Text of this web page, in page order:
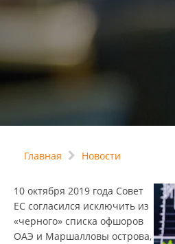
Главная Новости
10 октября 2019 года Совет
ЕС согласился исключить из
«черного» списка офшоров
ОАЭ и Маршалловы острова,